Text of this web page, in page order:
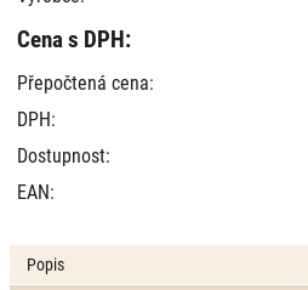
Cena s DPH:
Přepočtená cena:
DPH:
Dostupnost:
EAN:
Popis